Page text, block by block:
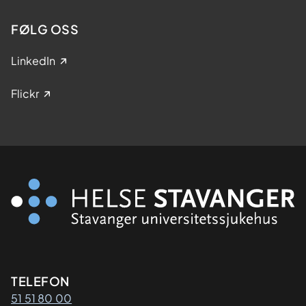
FØLG OSS
LinkedIn
Flickr
Kontaktinformasjon
TELEFON
51 51 80 00